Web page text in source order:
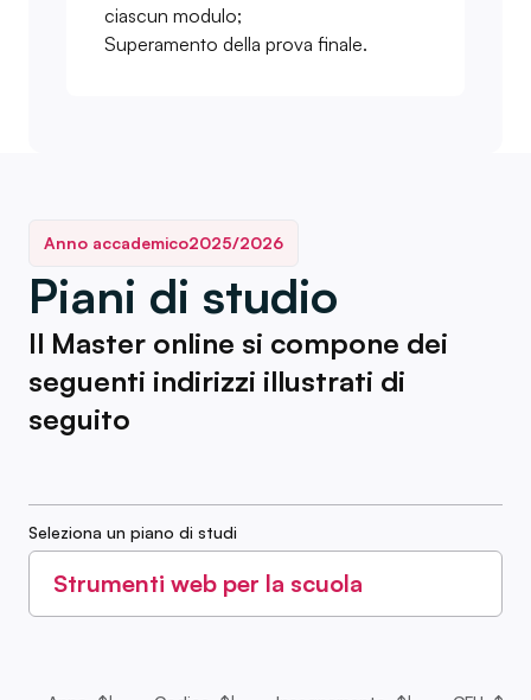
ciascun modulo;
Superamento della prova finale.
Piani di studio
Anno accademico2025/2026
Il Master online si compone dei
seguenti indirizzi illustrati di
seguito
Seleziona un piano di studi
Strumenti web per la scuola